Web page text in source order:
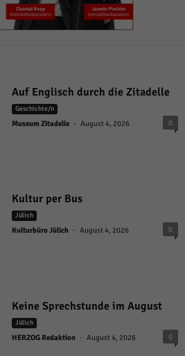
Auf Englisch durch die Zitadelle
Geschichte/n
Museum Zitadelle - August 4, 2026 0
Kultur per Bus
Jülich
Kulturbüro Jülich - August 4, 2026 0
Keine Sprechstunde im August
Jülich
HERZOG Redaktion - August 4, 2026 0